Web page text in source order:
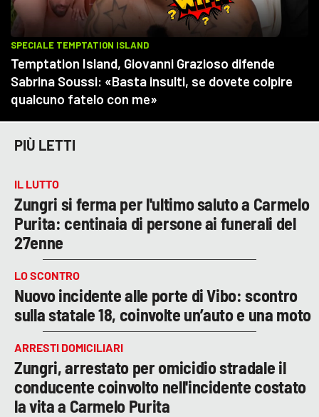
PIÙ LETTI
IL LUTTO
Zungri si ferma per l'ultimo saluto a Carmelo
Purita: centinaia di persone ai funerali del
27enne
LO SCONTRO
Nuovo incidente alle porte di Vibo: scontro
sulla statale 18, coinvolte un’auto e una moto
ARRESTI DOMICILIARI
Zungri, arrestato per omicidio stradale il
conducente coinvolto nell'incidente costato
la vita a Carmelo Purita